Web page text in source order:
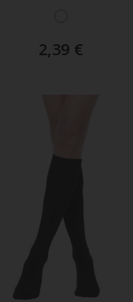
2,39 €